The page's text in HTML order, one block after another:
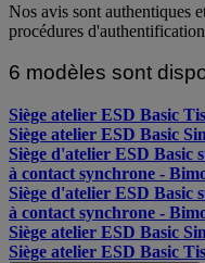
Nos avis sont authentiques
procédures
6 modèles sont
Siège atelier ESD Basic
Siège atelier ESD Basic
Siège d'atelier ESD Basic
à contact synchrone -
Siège d'atelier ESD Basic
à contact synchrone -
Siège atelier ESD Basic
Siège atelier ESD Basic